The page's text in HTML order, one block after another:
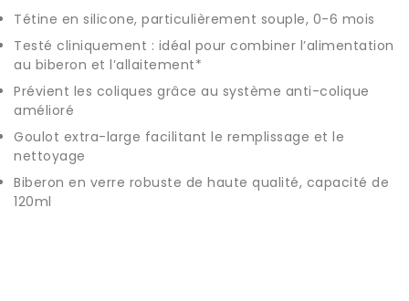
Tétine en silicone, particulièrement souple, 0-6 mois
Testé cliniquement : idéal pour combiner l’alimentation
au biberon et l’allaitement*
Prévient les coliques grâce au système anti-colique
amélioré
Goulot extra-large facilitant le remplissage et le
nettoyage
Biberon en verre robuste de haute qualité, capacité de
120ml